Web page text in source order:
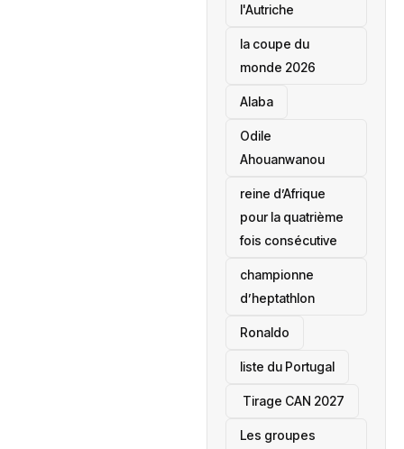
l'Autriche
la coupe du
monde 2026
Alaba
Odile
Ahouanwanou
reine d’Afrique
pour la quatrième
fois consécutive
championne
d’heptathlon
Ronaldo
liste du Portugal
‎ Tirage CAN 2027
Les groupes